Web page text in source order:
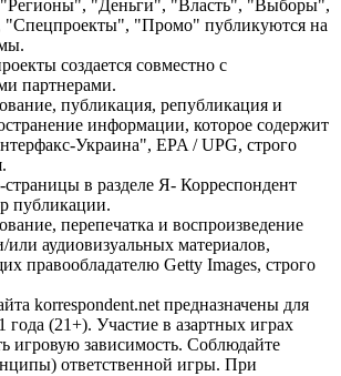
"Регионы", "Деньги", "Власть", "Выборы",
"Спецпроекты", "Промо" публикуются на
создается совместно с
партнерами.
публикация, републикация и
информации, которое содержит
Украина", EPA / UPG, строго
страницы в разделе Я- Корреспондент
публикации.
перепечатка и воспроизведение
или аудиовизуальных материалов,
правообладателю Getty Images, строго
korrespondent.net предназначены для
года (21+). Участие в азартных играх
игровую зависимость. Соблюдайте
ответственной игры. При